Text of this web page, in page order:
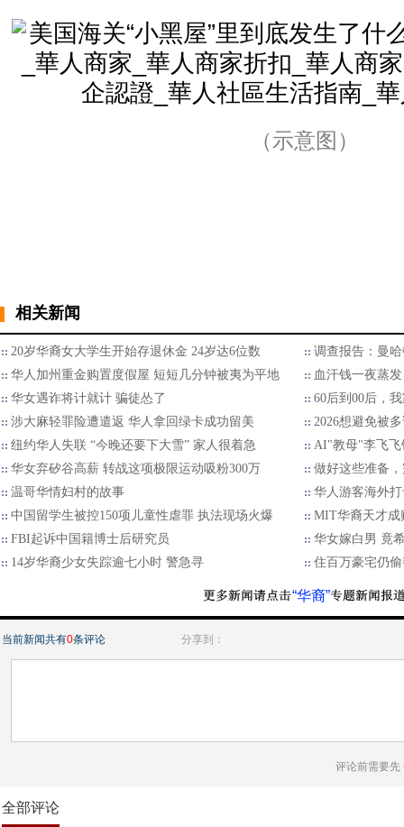
（示意图）
相关新闻
20岁华裔女大学生开始存退休金 24岁达6位数
调查报告：曼
华人加州重金购置度假屋 短短几分钟被夷为平地
血汗钱一夜蒸
华女遇诈将计就计 骗徒怂了
60后到00后，
涉大麻轻罪险遭遣返 华人拿回绿卡成功留美
2026想避免被
纽约华人失联 “今晚还要下大雪” 家人很着急
AI"教母"李飞飞
华女弃矽谷高薪 转战这项极限运动吸粉300万
做好这些准备
温哥华情妇村的故事
华人游客海外
中国留学生被控150项儿童性虐罪 执法现场火爆
MIT华裔天才成
FBI起诉中国籍博士后研究员
华女嫁白男 竟
14岁华裔少女失踪逾七小时 警急寻
住百万豪宅仍
“华裔”
当前新闻共有0条评论 分享到：
评论前需要先
全部评论